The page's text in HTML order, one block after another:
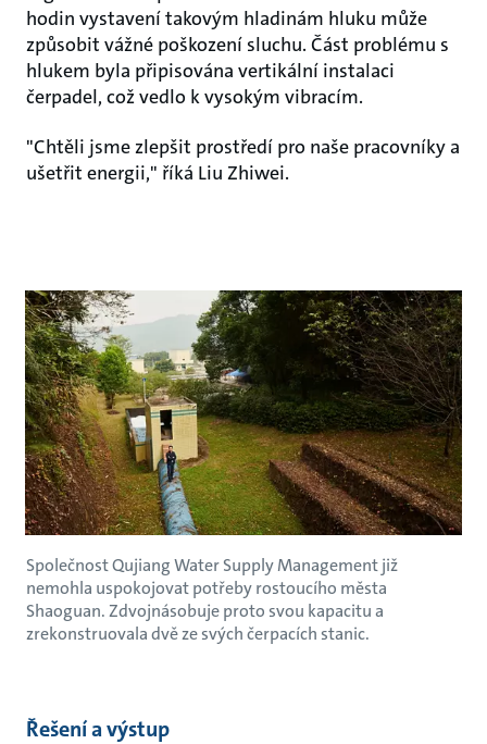
hodin vystavení takovým hladinám hluku může
způsobit vážné poškození sluchu. Část problému s
hlukem byla připisována vertikální instalaci
čerpadel, což vedlo k vysokým vibracím.
"Chtěli jsme zlepšit prostředí pro naše pracovníky a
ušetřit energii," říká Liu Zhiwei.
Společnost Qujiang Water Supply Management již
nemohla uspokojovat potřeby rostoucího města
Shaoguan. Zdvojnásobuje proto svou kapacitu a
zrekonstruovala dvě ze svých čerpacích stanic.
Řešení a výstup